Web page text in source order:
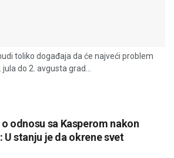
toliko događaja da će najveći problem
do 2. avgusta grad...
odnosu sa Kasperom nakon
stanju je da okrene svet